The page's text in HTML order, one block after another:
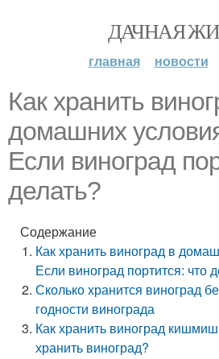
ДАЧНАЯ
главная новости
Как хранить
домашних
Если виноград
делать?
Содержание
Как хранить виноград в
Если виноград портится: что
Сколько хранится виноград
годности винограда
Как хранить виноград
хранить виноград?